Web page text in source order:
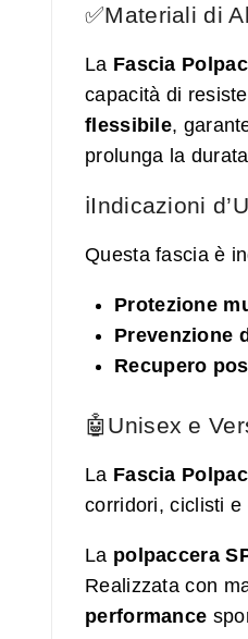
✅Materiali di
La Fascia
capacità di
flessibile,
prolunga la
ℹ️Indicazioni
Questa fascia è
Protezione
Prevenzione
Recupero
🤖Unisex e
La Fascia
corridori, ciclisti e
La polpaccera
Realizzata con
performance